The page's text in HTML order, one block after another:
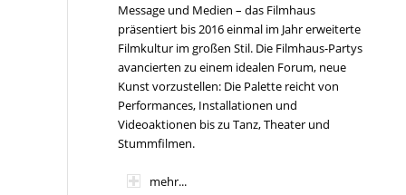
Message und Medien – das Filmhaus
präsentiert bis 2016 einmal im Jahr erweiterte
Filmkultur im großen Stil. Die Filmhaus-Partys
avancierten zu einem idealen Forum, neue
Kunst vorzustellen: Die Palette reicht von
Performances, Installationen und
Videoaktionen bis zu Tanz, Theater und
Stummfilmen.
mehr...